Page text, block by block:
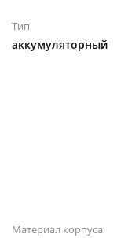
Тип
аккумуляторный
Материал корпуса